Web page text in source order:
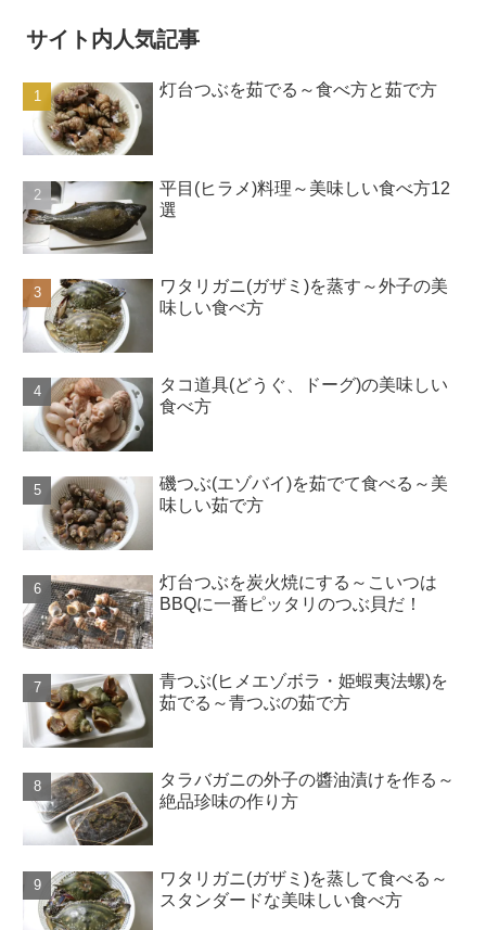
サイト内人気記事
灯台つぶを茹でる～食べ方と茹で方
平目(ヒラメ)料理～美味しい食べ方12
選
ワタリガニ(ガザミ)を蒸す～外子の美
味しい食べ方
タコ道具(どうぐ、ドーグ)の美味しい
食べ方
磯つぶ(エゾバイ)を茹でて食べる～美
味しい茹で方
灯台つぶを炭火焼にする～こいつは
BBQに一番ピッタリのつぶ貝だ！
青つぶ(ヒメエゾボラ・姫蝦夷法螺)を
茹でる～青つぶの茹で方
タラバガニの外子の醬油漬けを作る～
絶品珍味の作り方
ワタリガニ(ガザミ)を蒸して食べる～
スタンダードな美味しい食べ方